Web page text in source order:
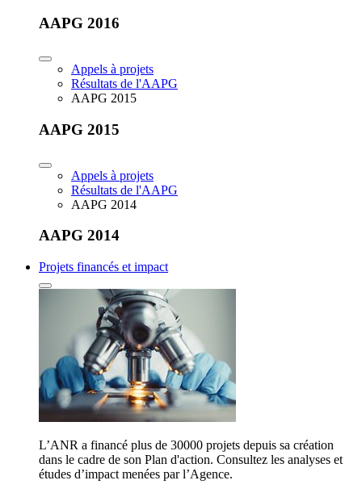
AAPG 2016
Appels à projets
Résultats de l'AAPG
AAPG 2015
AAPG 2015
Appels à projets
Résultats de l'AAPG
AAPG 2014
AAPG 2014
Projets financés et impact
L’ANR a financé plus de 30000 projets depuis sa création
dans le cadre de son Plan d'action. Consultez les analyses et
études d’impact menées par l’Agence.